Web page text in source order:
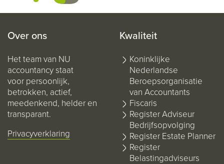
Over ons
Het team van NU
accountancy staat
voor persoonlijk,
betrokken, actief,
meedenkend, helder en
transparant.
Privacyverklaring
Kwaliteit
Koninklijke
Nederlandse
Beroepsorganisatie
van Accountants
Fiscaris
Register Adviseur
Bedrijfsopvolging
Register Estate Planner
Register
Belastingadviseurs